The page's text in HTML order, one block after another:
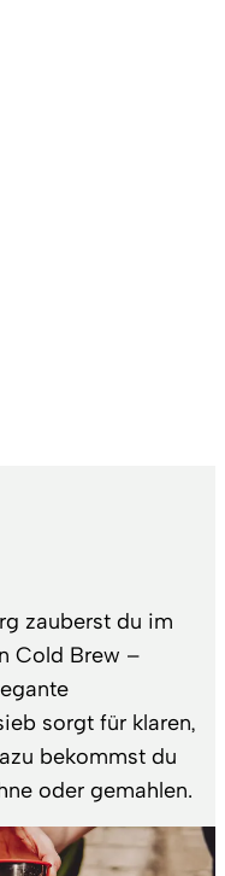
zauberst du im
Cold Brew –
sorgt für klaren,
bekommst du
oder gemahlen.